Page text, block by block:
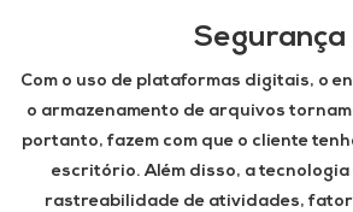
Segurança
Com o uso de plataformas digitais, o
o armazenamento de arquivos
portanto, fazem com que o cliente
escritório. Além disso, a tecnologia
rastreabilidade de atividades,